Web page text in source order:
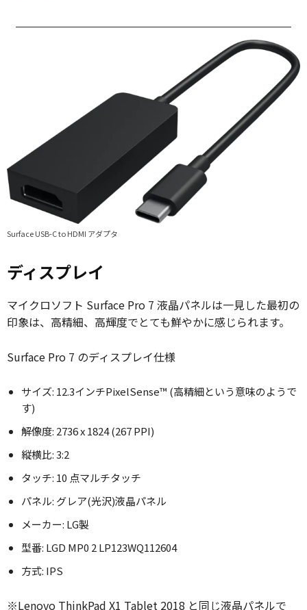
Surface USB-C to HDMI アダプタ
ディスプレイ
マイクロソフト Surface Pro 7 液晶パネルは一見した最初の
印象は、高精細、高輝度でとても鮮やかに感じられます。
Surface Pro 7 のディスプレイ仕様
サイズ: 12.3インチPixelSense™ (高精細という意味のようで
す)
解像度: 2736 x 1824 (267 PPI)
縦横比: 3:2
タッチ: 10 点マルチタッチ
パネル: グレア(光沢)液晶パネル
メーカー: LG製
型番: LGD MP0 2 LP123WQ112604
方式: IPS
※Lenovo ThinkPad X1 Tablet 2018 と同じ液晶パネルで